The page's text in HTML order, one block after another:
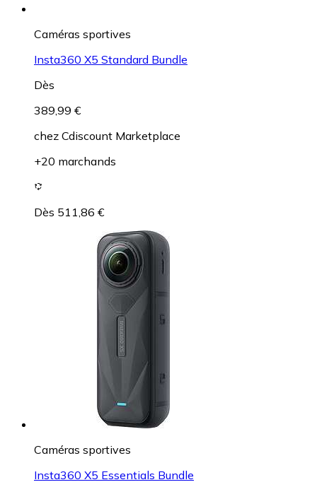
Caméras sportives
Insta360 X5 Standard Bundle
Dès
389,99 €
chez Cdiscount Marketplace
+20 marchands
Dès 511,86 €
Caméras sportives
Insta360 X5 Essentials Bundle